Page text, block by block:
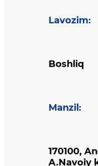
Lavozim:
Boshliq
Manzil :
170100,
A.Navoiy